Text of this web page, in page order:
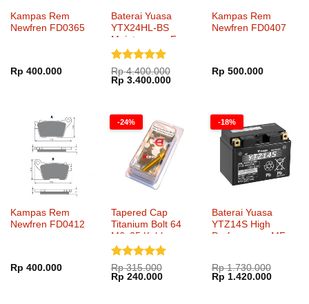
Kampas Rem
Newfren FD0365
Rp 400.000
Baterai Yuasa
YTX24HL-BS
Maintenance Free
Dinilai5
dari 5
Rp4.400.000
Harga
aslinya
Rp 3.400.000Harga
Rp 3.400.000.
Kampas Rem
Newfren FD0407
Rp 500.000
Kampas Rem
Newfren FD0412
Rp 400.000
-24%
Tapered Cap
Titanium Bolt 64
M6x25 Kohken
KOK-1051xx
Dinilai5
dari 5
Rp315.000
Harga
aslinya
Rp 240.000Harga
-18%
Baterai Yuasa
YTZ14S High
Performance MF
Rp1.730.000
Harga
aslinya
Rp 1.420.000Harga